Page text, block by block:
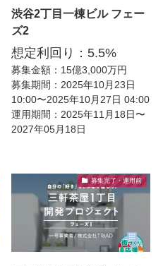
渋谷2丁目一棟ビル フェー
ズ2
想定利回り：5.5%
募集金額：15億3,000万円
募集期間：2025年10月23日
10:00〜2025年10月27日 04:00
運用期間：2025年11月18日〜
2027年05月18日
募集完了・運用前